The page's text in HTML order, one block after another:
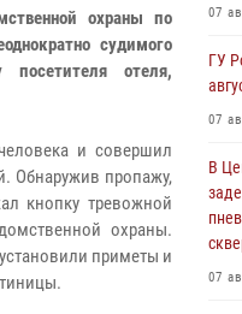
охраны по
судимого
отеля,
и совершил
Обнаружив пропажу,
кнопку тревожной
охраны.
приметы и
07
ГУ
07
В
07